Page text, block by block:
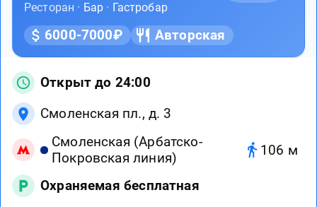
Ресторан · Бар · Гастробар
6000-7000₽ Авторская
Открыт до 24:00
Смоленская пл., д. 3
Смоленская (Арбатско-
Покровская линия)
106 м
Охраняемая бесплатная